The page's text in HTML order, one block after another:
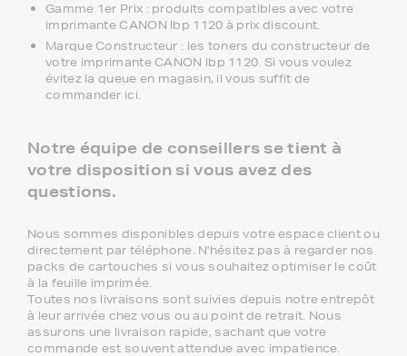
Gamme 1er Prix : produits compatibles avec votre
imprimante CANON lbp 1120 à prix discount.
Marque Constructeur : les toners du constructeur de
votre imprimante CANON lbp 1120. Si vous voulez
évitez la queue en magasin, il vous suffit de
commander ici.
Notre équipe de conseillers se tient à
votre disposition si vous avez des
questions.
Nous sommes disponibles depuis votre espace client ou
directement par téléphone. N'hésitez pas à regarder nos
packs de cartouches si vous souhaitez optimiser le coût
à la feuille imprimée.
Toutes nos livraisons sont suivies depuis notre entrepôt
à leur arrivée chez vous ou au point de retrait. Nous
assurons une livraison rapide, sachant que votre
commande est souvent attendue avec impatience.